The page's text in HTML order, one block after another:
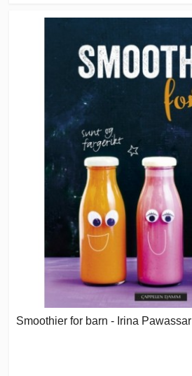
Smoothier for barn - Irina Pawassar